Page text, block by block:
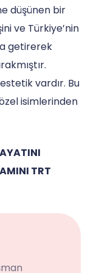
düşünen bir
ve Türkiye’nin
getirerek
vardır. Bu
isimlerinden
TRT